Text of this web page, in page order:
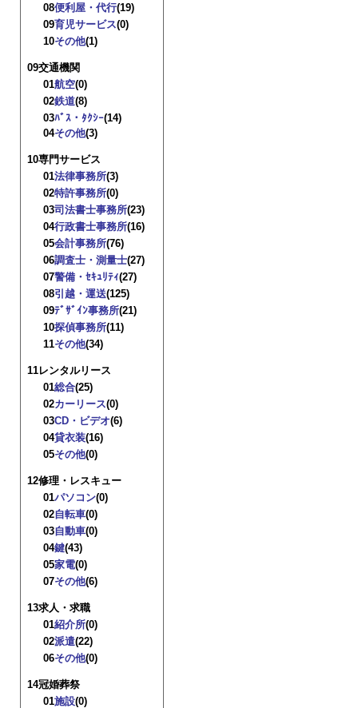
08便利屋・代行(19)
09育児サービス(0)
10その他(1)
09交通機関
01航空(0)
02鉄道(8)
03ﾊﾞｽ・ﾀｸｼｰ(14)
04その他(3)
10専門サービス
01法律事務所(3)
02特許事務所(0)
03司法書士事務所(23)
04行政書士事務所(16)
05会計事務所(76)
06調査士・測量士(27)
07警備・ｾｷｭﾘﾃｨ(27)
08引越・運送(125)
09ﾃﾞｻﾞｲﾝ事務所(21)
10探偵事務所(11)
11その他(34)
11レンタルリース
01総合(25)
02カーリース(0)
03CD・ビデオ(6)
04貸衣装(16)
05その他(0)
12修理・レスキュー
01パソコン(0)
02自転車(0)
03自動車(0)
04鍵(43)
05家電(0)
07その他(6)
13求人・求職
01紹介所(0)
02派遣(22)
06その他(0)
14冠婚葬祭
01施設(0)